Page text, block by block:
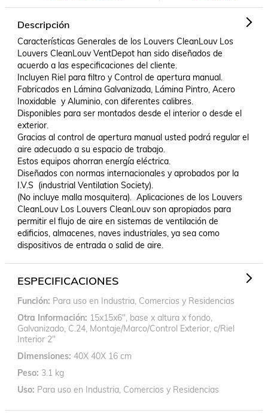
Descripción
Características Generales de los Louvers CleanLouv Los
Louvers CleanLouv VentDepot han sido diseñados de
acuerdo a las especificaciones del cliente.
Incluyen Riel para filtro y Control de apertura manual.
Fabricados en Lámina Galvanizada, Lámina Pintro, Acero
Inoxidable  y Aluminio, con diferentes calibres.
Disponibles para ser montados desde el interior o desde el
exterior.
Gracias al control de apertura manual usted podrá regular el
aire adecuado a su espacio de trabajo.
Estos equipos ahorran energía eléctrica.
Diseñados con normas internacionales y aprobados por la
I.V.S  (industrial Ventilation Society).
(No incluye malla mosquitera).  Aplicaciones de los Louvers
CleanLouv Los Louvers CleanLouv son apropiados para
permitir el flujo de aire en sistemas de ventilación de
edificios, almacenes, naves industriales, ya sea como
dispositivos de entrada o salid de aire.
ESPECIFICACIONES
Función Para uso en Industria, Comercios y Residencias
Otra Información 15x15x6", base x altura x fondo,
Galvanizado, C.24, Montaje/Marco/Control Exterior, c/Riel
Interior 2"
Dimensiones 40X 40X 16 cm
Peso 3.1 kg
Uso Para uso en Industria, Comercios y Residencias